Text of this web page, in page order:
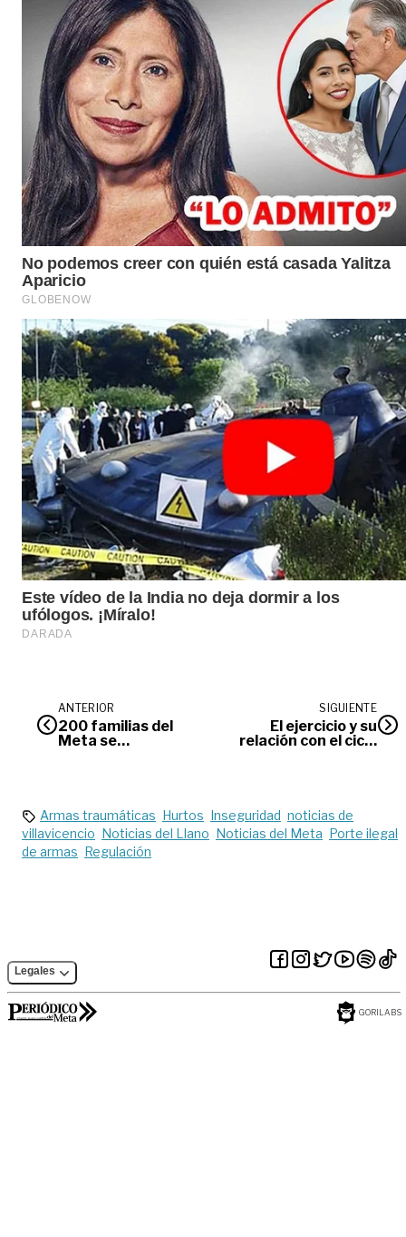
ANTERIOR
200 familias del
Meta se
SIGUIENTE
El ejercicio y su
relación con el ciclo
Armas traumáticas Hurtos Inseguridad noticias de
villavicencio Noticias del Llano Noticias del Meta Porte ilegal
de armas Regulación
Legales
GORILABS